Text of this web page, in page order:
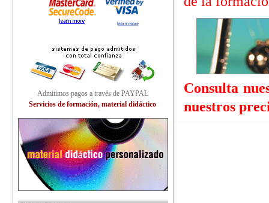
Admitimos pagos a través de PAYPAL
Servicios de formación, material didáctico
Consulta
nuestros